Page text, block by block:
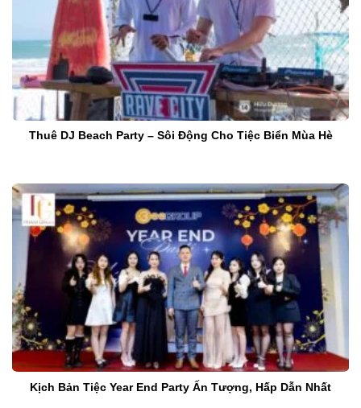
Thuê DJ Beach Party – Sôi Động Cho Tiệc Biển Mùa Hè
Kịch Bản Tiệc Year End Party Ấn Tượng, Hấp Dẫn Nhất